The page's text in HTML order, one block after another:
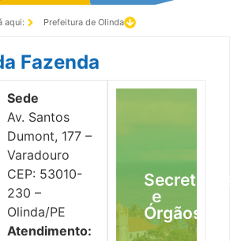
aqui: Prefeitura de Olinda
Fazenda
Sede
Av. Santos
Dumont, 177 –
Varadouro
CEP: 53010-
230 –
Olinda/PE
Atendimento:
e
Órgãos
Clique